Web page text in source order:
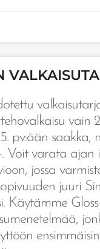
vain
pv:ään saakka,
Voit varata ajan
jossa
juuri
Käytämme